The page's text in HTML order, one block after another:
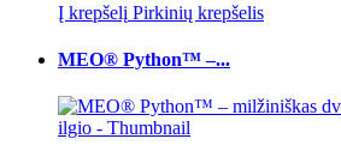
Į krepšelį Pirkinių krepšelis
MEO® Python™ –...